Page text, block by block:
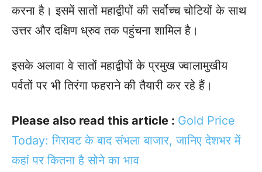
करना है। इसमें सातों महाद्वीपों की सर्वोच्च चोटियों के साथ
उत्तर और दक्षिण ध्रुव तक पहुंचना शामिल है।
इसके अलावा वे सातों महाद्वीपों के प्रमुख ज्वालामुखीय
पर्वतों पर भी तिरंगा फहराने की तैयारी कर रहे हैं।
Please also read this article : Gold Price
Today: गिरावट के बाद संभला बाजार, जानिए देशभर में
कहां पर कितना है सोने का भाव